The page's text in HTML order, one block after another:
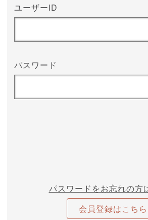
ユーザーID
パスワード
パスワードをお忘れの方
会員登録はこちら